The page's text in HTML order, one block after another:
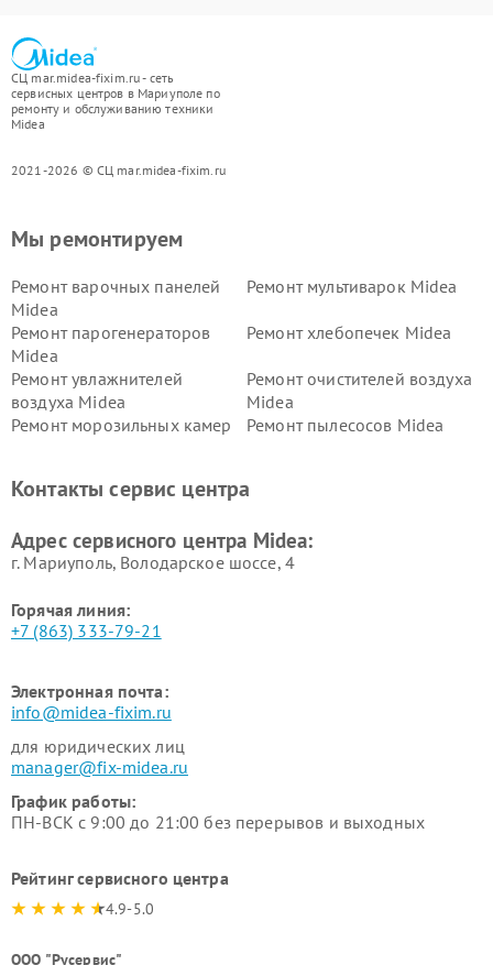
СЦ mar.midea-fixim.ru - сеть
сервисных центров в Мариуполе по
ремонту и обслуживанию техники
Midea
2021-2026 © СЦ mar.midea-fixim.ru
Мы ремонтируем
Ремонт варочных панелей
Midea
Ремонт мультиварок Midea
Ремонт парогенераторов
Midea
Ремонт хлебопечек Midea
Ремонт увлажнителей
воздуха Midea
Ремонт очистителей воздуха
Midea
Ремонт морозильных камер
Ремонт пылесосов Midea
пылесосов Midea
Midea
Контакты сервис центра
Адрес сервисного центра Midea:
г. Мариуполь, Володарское шоссе, 4
Горячая линия:
+7 (863) 333-79-21
Электронная почта:
info@midea-fixim.ru
для юридических лиц
manager@fix-midea.ru
График работы:
ПН-ВСК с 9:00 до 21:00 без перерывов и выходных
Рейтинг сервисного центра
4.9-5.0
ООО "Русервис"